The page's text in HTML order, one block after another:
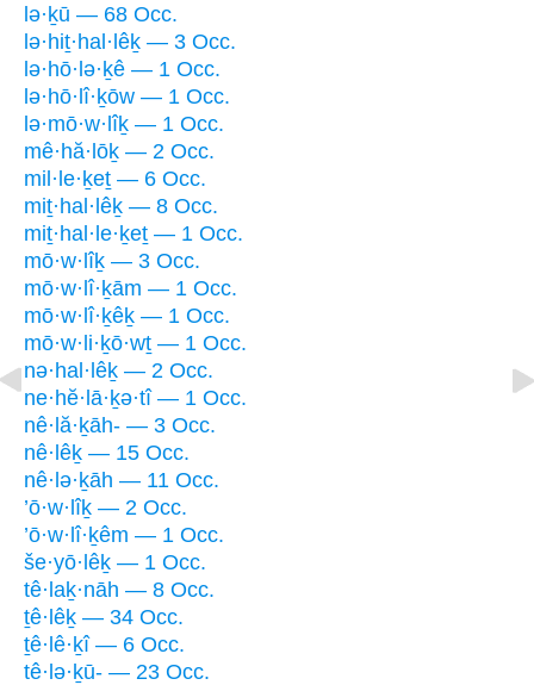
lə·ḵū — 68 Occ.
lə·hiṯ·hal·lêḵ — 3 Occ.
lə·hō·lə·ḵê — 1 Occ.
lə·hō·lî·ḵōw — 1 Occ.
lə·mō·w·lîḵ — 1 Occ.
mê·hă·lōḵ — 2 Occ.
mil·le·ḵeṯ — 6 Occ.
miṯ·hal·lêḵ — 8 Occ.
miṯ·hal·le·ḵeṯ — 1 Occ.
mō·w·lîḵ — 3 Occ.
mō·w·lî·ḵām — 1 Occ.
mō·w·lî·ḵêḵ — 1 Occ.
mō·w·li·ḵō·wṯ — 1 Occ.
nə·hal·lêḵ — 2 Occ.
ne·hĕ·lā·ḵə·tî — 1 Occ.
nê·lă·ḵāh- — 3 Occ.
nê·lêḵ — 15 Occ.
nê·lə·ḵāh — 11 Occ.
’ō·w·lîḵ — 2 Occ.
’ō·w·lî·ḵêm — 1 Occ.
še·yō·lêḵ — 1 Occ.
tê·laḵ·nāh — 8 Occ.
ṯê·lêḵ — 34 Occ.
ṯê·lê·ḵî — 6 Occ.
tê·lə·ḵū- — 23 Occ.